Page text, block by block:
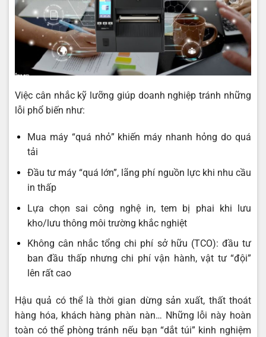
Việc cân nhắc kỹ lưỡng giúp doanh nghiệp tránh những
lỗi phổ biến như:
Mua máy “quá nhỏ” khiến máy nhanh hỏng do quá
tải
Đầu tư máy “quá lớn”, lãng phí nguồn lực khi nhu cầu
in thấp
Lựa chọn sai công nghệ in, tem bị phai khi lưu
kho/lưu thông môi trường khắc nghiệt
Không cân nhắc tổng chi phí sở hữu (TCO): đầu tư
ban đầu thấp nhưng chi phí vận hành, vật tư “đội”
lên rất cao
Hậu quả có thể là thời gian dừng sản xuất, thất thoát
hàng hóa, khách hàng phàn nàn… Những lỗi này hoàn
toàn có thể phòng tránh nếu bạn “dắt túi” kinh nghiệm